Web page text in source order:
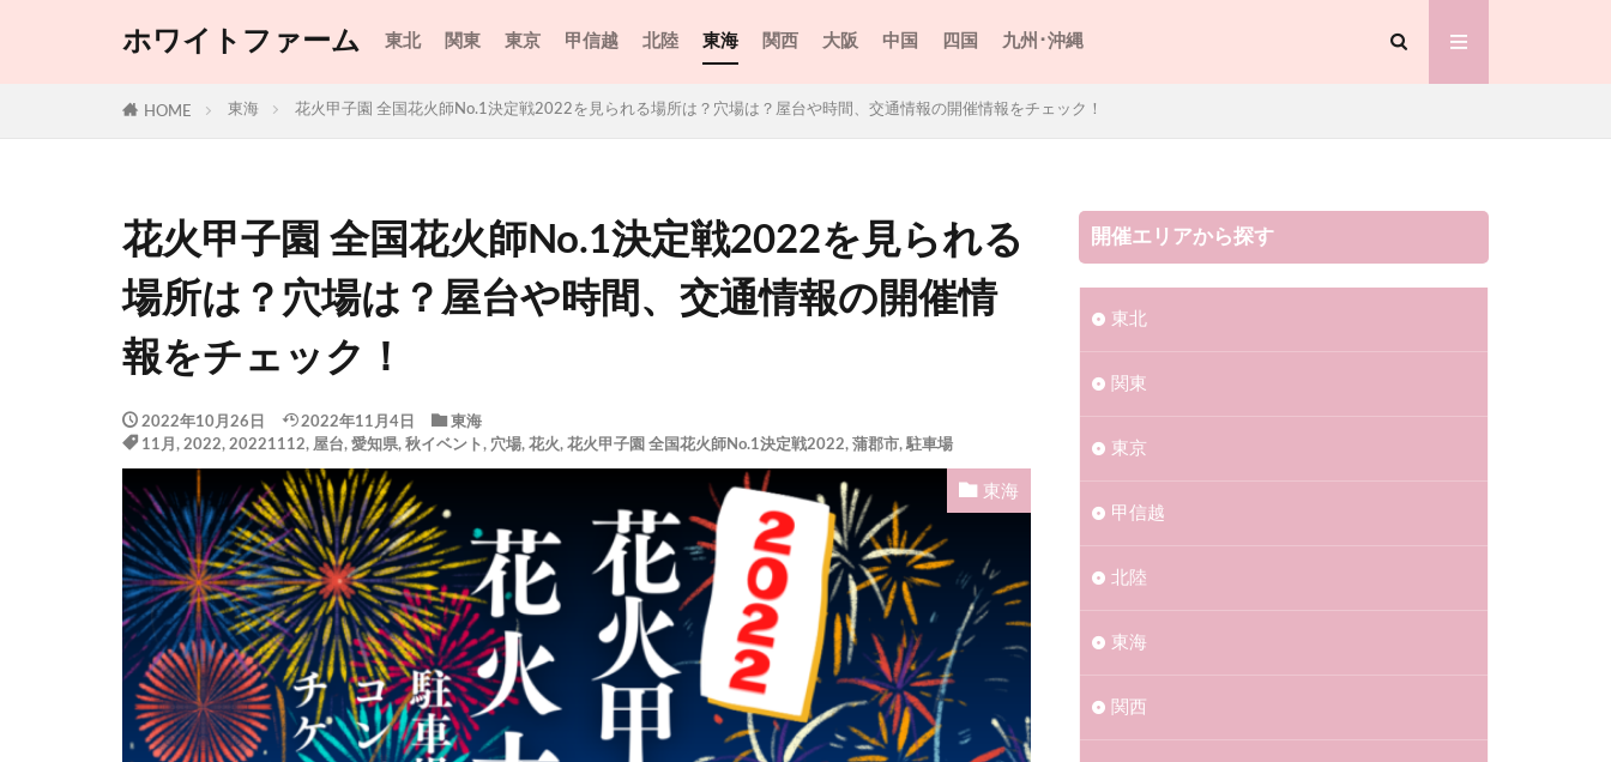
ホワイトファーム 東北 関東 東京 甲信越 北陸 東海 関西 大阪 中国 四国 九州･沖縄
HOME 東海 花火甲子園 全国花火師No.1決定戦2022を見られる場所は？穴場は？屋台や時間、交通情報の開催情報をチェック！
花火甲子園 全国花火師No.1決定戦2022を見られる
場所は？穴場は？屋台や時間、交通情報の開催情
報をチェック！
2022年10月26日 2022年11月4日
東海
11月 , 2022, 20221112, 屋台, 愛知県, 秋イベント, 穴場, 花火, 花火甲子園 全国花火師No.1決定戦2022, 蒲郡市, 駐車場
東海
開催エリアから探す
東北
関東
東京
甲信越
北陸
東海
関西